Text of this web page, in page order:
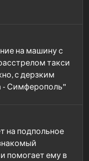
на машину с
такси
с дерзким
- Симферополь"
на подпольное
помогает ему в